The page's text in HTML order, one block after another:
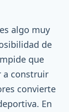
algo muy
de
que
a construir
convierte
En